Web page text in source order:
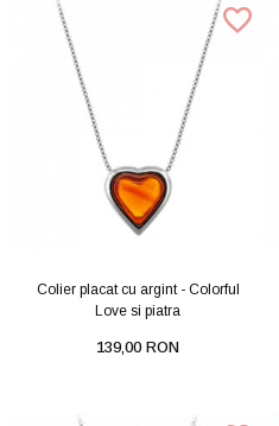
Colier placat cu argint - Colorful
Love si piatra
139,00 RON